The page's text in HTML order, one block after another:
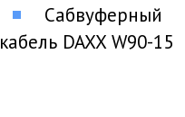
Сабвуферный
кабель DAXX W90-15